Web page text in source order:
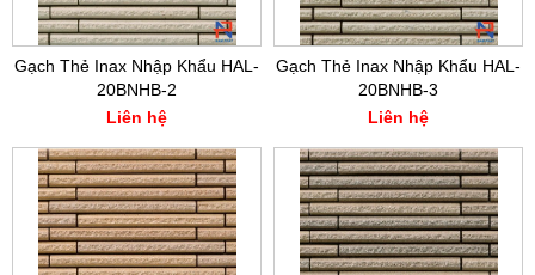
Gạch Thẻ Inax Nhập Khẩu HAL-
20BNHB-2
Liên hệ
Gạch Thẻ Inax Nhập Khẩu HAL-
20BNHB-3
Liên hệ